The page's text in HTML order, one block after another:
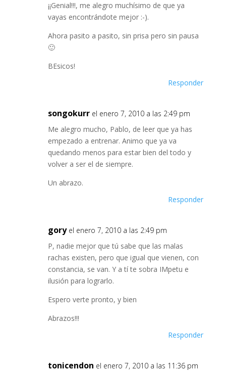
¡¡Genial!!!, me alegro muchísimo de que ya
vayas encontrándote mejor :-).
Ahora pasito a pasito, sin prisa pero sin pausa
🙂
BEsicos!
Responder
songokurr el enero 7, 2010 a las 2:49 pm
Me alegro mucho, Pablo, de leer que ya has
empezado a entrenar. Animo que ya va
quedando menos para estar bien del todo y
volver a ser el de siempre.
Un abrazo.
Responder
gory el enero 7, 2010 a las 2:49 pm
P, nadie mejor que tú sabe que las malas
rachas existen, pero que igual que vienen, con
constancia, se van. Y a tí te sobra IMpetu e
ilusión para lograrlo.
Espero verte pronto, y bien
Abrazos!!!
Responder
tonicendon el enero 7, 2010 a las 11:36 pm